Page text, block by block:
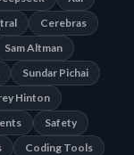
Cerebras
Sam Altman
Sundar Pichai
Hinton
Safety
Coding Tools